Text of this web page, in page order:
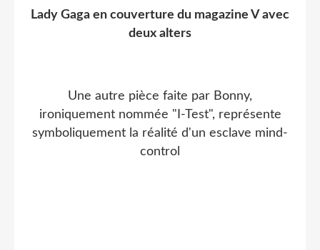
Lady Gaga en couverture du magazine V avec
deux alters
Une autre pièce faite par Bonny,
ironiquement nommée "I-Test", représente
symboliquement la réalité d'un esclave mind-
control